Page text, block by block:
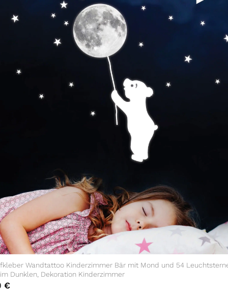
Wandtattoo Kinderzimmer Bär mit Mond und 54
Dunklen, Dekoration Kinderzimmer
€